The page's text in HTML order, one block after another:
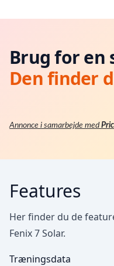
Brug for en
Den finder
Annonce i samarbejde med
Features
Her finder du de
Fenix 7 Solar.
Træningsdata